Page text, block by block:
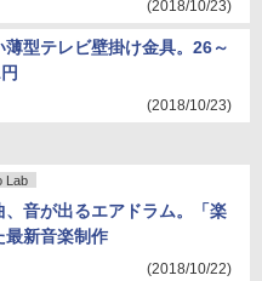
(2018/10/23)
薄型テレビ壁掛け金具。26～
(2018/10/23)
Lab
、音が出るエアドラム。「楽
最新音楽制作
(2018/10/22)